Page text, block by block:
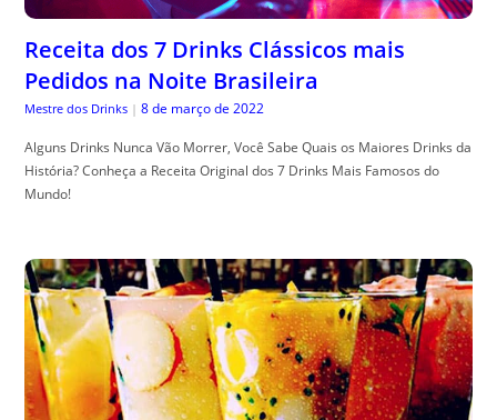
Receita dos 7 Drinks Clássicos mais
Pedidos na Noite Brasileira
Mestre dos Drinks | 8 de março de 2022
Alguns Drinks Nunca Vão Morrer, Você Sabe Quais os Maiores Drinks da
História? Conheça a Receita Original dos 7 Drinks Mais Famosos do
Mundo!